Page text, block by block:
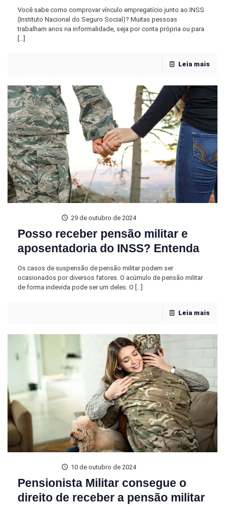
Você sabe como comprovar vínculo empregatício junto ao INSS
(Instituto Nacional do Seguro Social)? Muitas pessoas
trabalham anos na informalidade, seja por conta própria ou para
[…]
Leia mais
29 de outubro de 2024
Posso receber pensão militar e
aposentadoria do INSS? Entenda
Os casos de suspensão de pensão militar podem ser
ocasionados por diversos fatores. O acúmulo de pensão militar
de forma indevida pode ser um deles. O […]
Leia mais
10 de outubro de 2024
Pensionista Militar consegue o
direito de receber a pensão militar